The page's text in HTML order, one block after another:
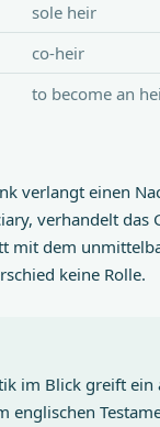
sole heir
co-heir
to become an
verlangt einen
verhandelt das
mit dem
keine Rolle.
im Blick greift
englischen